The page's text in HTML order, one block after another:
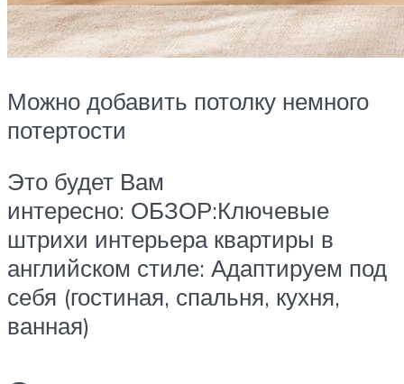
Можно добавить потолку немного
потертости
Это будет Вам
интересно: ОБЗОР:Ключевые
штрихи интерьера квартиры в
английском стиле: Адаптируем под
себя (гостиная, спальня, кухня,
ванная)